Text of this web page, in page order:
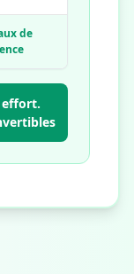
de
effort.